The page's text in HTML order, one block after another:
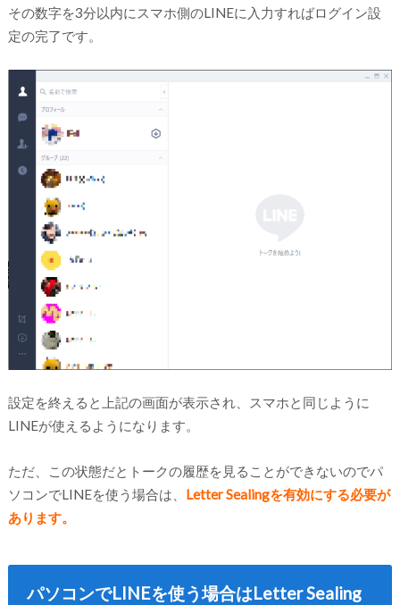
その数字を3分以内にスマホ側のLINEに入力すればログイン設
定の完了です。
設定を終えると上記の画面が表示され、スマホと同じように
LINEが使えるようになります。
ただ、この状態だとトークの履歴を見ることができないのでパ
ソコンでLINEを使う場合は、 Letter Sealingを有効にする必要が
あります。
パソコンでLINEを使う場合はLetter Sealing